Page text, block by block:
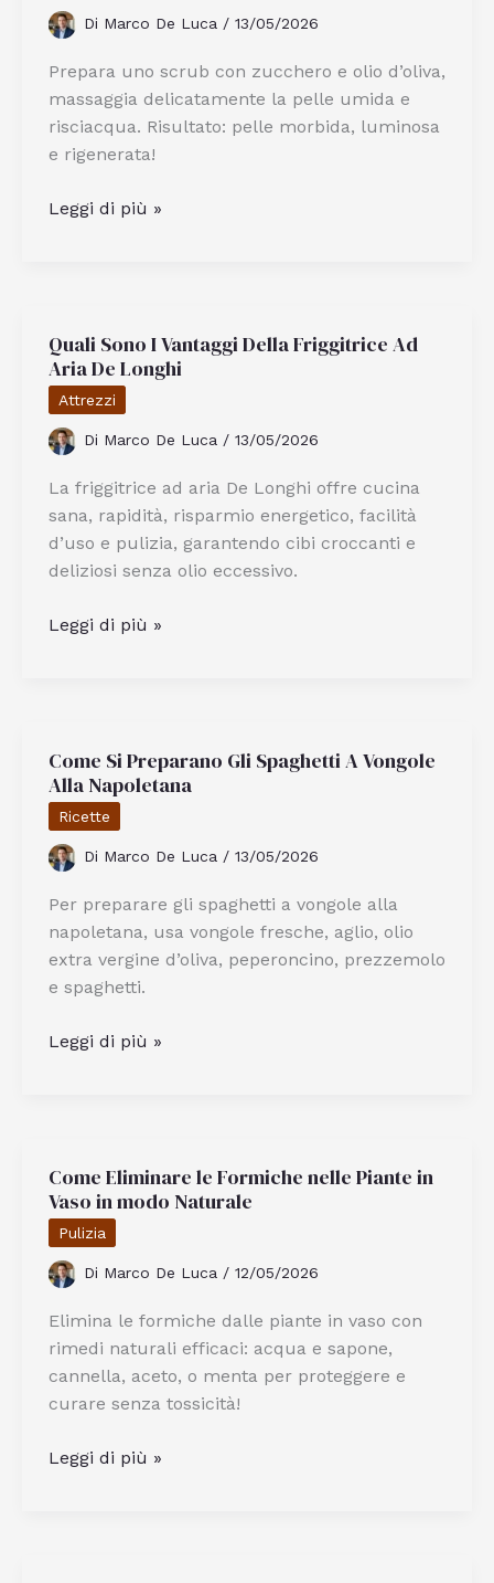
e
Caffè
per
la
Casa
Di Marco De Luca / 13/05/2026
Prepara uno scrub con zucchero e olio d’oliva,
massaggia delicatamente la pelle umida e
risciacqua. Risultato: pelle morbida, luminosa
e rigenerata!
Come
Fai-
da-
Te
Per
Una
Pelle
Morbida
Leggi di più »
Quali Sono I Vantaggi Della Friggitrice Ad
Aria De Longhi
Attrezzi
Di Marco De Luca / 13/05/2026
La friggitrice ad aria De Longhi offre cucina
sana, rapidità, risparmio energetico, facilità
d’uso e pulizia, garantendo cibi croccanti e
deliziosi senza olio eccessivo.
Quali
Friggitrice
Ad
Aria
De
Longhi
Leggi di più »
Come Si Preparano Gli Spaghetti A Vongole
Alla Napoletana
Ricette
Di Marco De Luca / 13/05/2026
Per preparare gli spaghetti a vongole alla
napoletana, usa vongole fresche, aglio, olio
extra vergine d’oliva, peperoncino, prezzemolo
e spaghetti.
Come
A
Vongole
Alla
Napoletana
Leggi di più »
Come Eliminare le Formiche nelle Piante in
Vaso in modo Naturale
Pulizia
Di Marco De Luca / 12/05/2026
Elimina le formiche dalle piante in vaso con
rimedi naturali efficaci: acqua e sapone,
cannella, aceto, o menta per proteggere e
curare senza tossicità!
Come
Leggi di più »